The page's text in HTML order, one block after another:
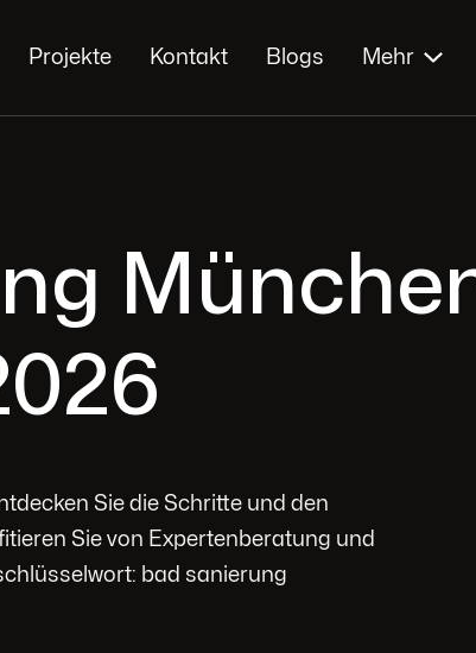
Projekte Kontakt Blogs Mehr
Sie die Schritte und den
Sie von Expertenberatung und
bad sanierung